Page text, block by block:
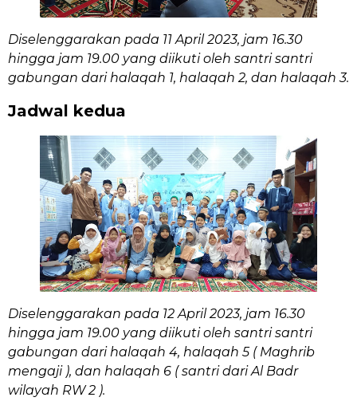
Diselenggarakan pada 11 April 2023, jam 16.30
hingga jam 19.00 yang diikuti oleh santri santri
gabungan dari halaqah 1, halaqah 2, dan halaqah 3.
Jadwal kedua
Diselenggarakan pada 12 April 2023, jam 16.30
hingga jam 19.00 yang diikuti oleh santri santri
gabungan dari halaqah 4, halaqah 5 ( Maghrib
mengaji ), dan halaqah 6 ( santri dari Al Badr
wilayah RW 2 ).